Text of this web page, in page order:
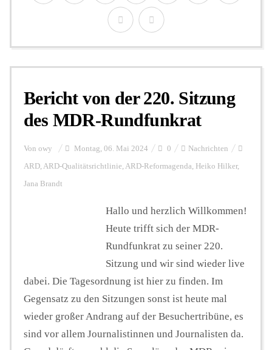
Bericht von der 220. Sitzung
des MDR-Rundfunkrat
Von owy Montag, 06. Mai 2024 0 Nachrichten
ARD, ARD-Qualitätsrichtlinie, ARD-Reformagenda, Heiko Hilker,
Jana Brandt
Hallo und herzlich Willkommen!
Heute trifft sich der MDR-
Rundfunkrat zu seiner 220.
Sitzung und wir sind wieder live
dabei. Die Tagesordnung ist hier zu finden. Im
Gegensatz zu den Sitzungen sonst ist heute mal
wieder großer Andrang auf der Besuchertribüne, es
sind vor allem Journalistinnen und Journalisten da.